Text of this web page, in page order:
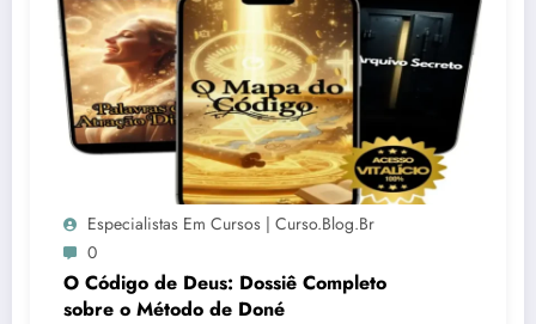
Especialistas Em Cursos | Curso.blog.br
0
O Código de Deus: Dossiê Completo
sobre o Método de Doné